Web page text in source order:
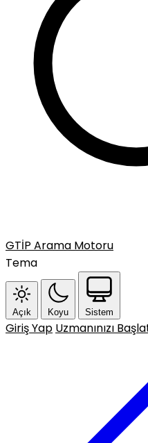
GTİP Arama Motoru
Tema
Açık Koyu Sistem
Giriş Yap Uzmanınızı